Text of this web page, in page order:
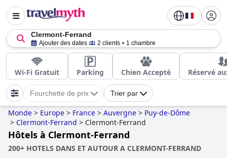
Clermont-Ferrand
Ajouter des dates 2 clients 1 chambre
Wi-Fi Gratuit Parking Chien Accepté Réservé
Fourchette de prix Trier par
Monde > Europe > France > Auvergne > Puy-de-Dôme
> Clermont-Ferrand > Clermont-Ferrand
Hôtels à Clermont-Ferrand
200+ HOTELS DANS ET AUTOUR A CLERMONT-FERRAND